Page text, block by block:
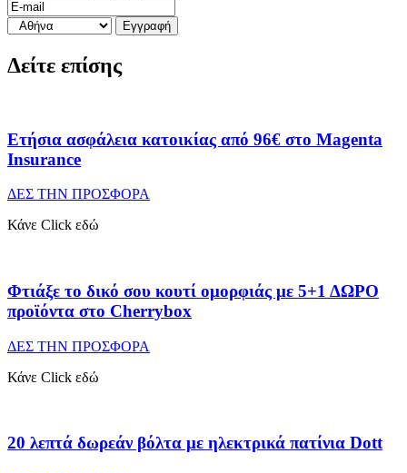
Δείτε επίσης
Ετήσια ασφάλεια κατοικίας από 96€ στο Magenta
Insurance
ΔΕΣ ΤΗΝ ΠΡΟΣΦΟΡΑ
Κάνε Click εδώ
Φτιάξε το δικό σου κουτί ομορφιάς με 5+1 ΔΩΡΟ
προϊόντα στο Cherrybox
ΔΕΣ ΤΗΝ ΠΡΟΣΦΟΡΑ
Κάνε Click εδώ
20 λεπτά δωρεάν βόλτα με ηλεκτρικά πατίνια Dott